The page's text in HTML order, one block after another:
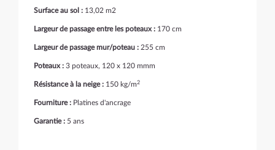
Surface au sol : 13,02 m2
Largeur de passage entre les poteaux : 170 cm
Largeur de passage mur/poteau : 255 cm
Poteaux : 3 poteaux, 120 x 120 mmm
Résistance à la neige : 150 kg/m2
Fourniture : Platines d'ancrage
Garantie : 5 ans